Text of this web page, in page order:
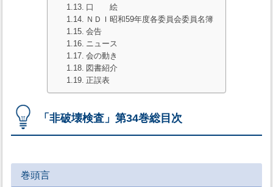
口 絵
ＮＤＩ昭和59年度各委員会委員名簿
会告
ニュース
会の動き
図書紹介
正誤表
「非破壊検査」第34巻総目次
巻頭言